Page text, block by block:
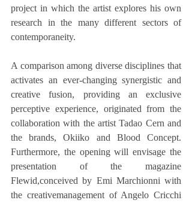
project in which the artist explores his own
research in the many different sectors of
contemporaneity.
A comparison among diverse disciplines that
activates an ever-changing synergistic and
creative fusion, providing an exclusive
perceptive experience, originated from the
collaboration with the artist Tadao Cern and
the brands, Okiiko and Blood Concept.
Furthermore, the opening will envisage the
presentation of the magazine
Flewid,conceived by Emi Marchionni with
the creativemanagement of Angelo Cricchi